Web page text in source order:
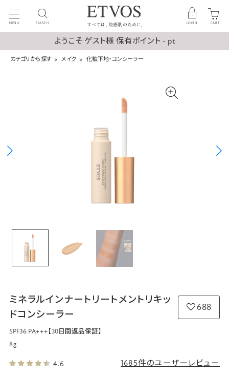
MENU SEARCH LOGIN CART
ようこそ ゲスト様 保有ポイント - pt
カテゴリから探す メイク 化粧下地・コンシーラー
4.6 1685件のユーザーレビュー
ミネラルインナートリートメントリキッ
ドコンシーラー
688
SPF36 PA+++ 【30日間返品保証】
8g